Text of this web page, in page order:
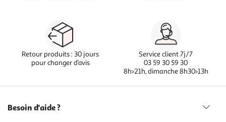
Retour produits : 30 jours
pour changer d’avis
Service client 7j/7
03 59 30 59 30
8h>21h, dimanche 8h30>13h
Besoin d'aide ?